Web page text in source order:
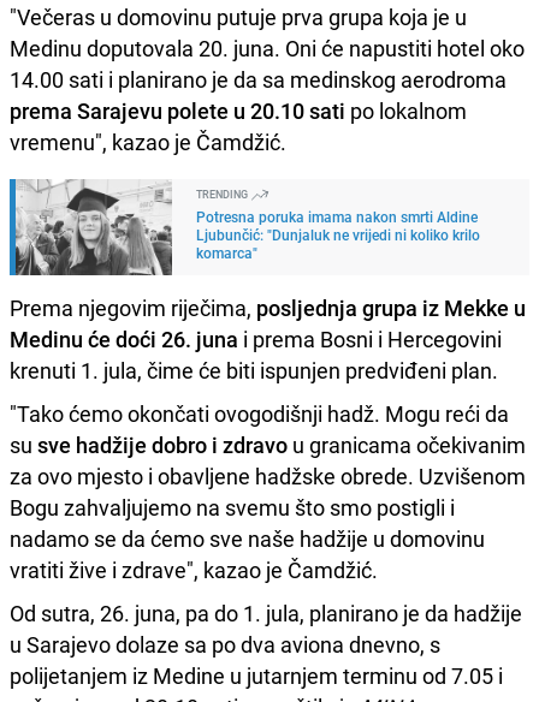
"Večeras u domovinu putuje prva grupa koja je u
Medinu doputovala 20. juna. Oni će napustiti hotel oko
14.00 sati i planirano je da sa medinskog aerodroma
prema Sarajevu polete u 20.10 sati po lokalnom
vremenu", kazao je Čamdžić.
TRENDING
Potresna poruka imama nakon smrti Aldine
Ljubunčić: "Dunjaluk ne vrijedi ni koliko krilo
komarca"
Prema njegovim riječima, posljednja grupa iz Mekke u
Medinu će doći 26. juna i prema Bosni i Hercegovini
krenuti 1. jula, čime će biti ispunjen predviđeni plan.
"Tako ćemo okončati ovogodišnji hadž. Mogu reći da
su sve hadžije dobro i zdravo u granicama očekivanim
za ovo mjesto i obavljene hadžske obrede. Uzvišenom
Bogu zahvaljujemo na svemu što smo postigli i
nadamo se da ćemo sve naše hadžije u domovinu
vratiti žive i zdrave", kazao je Čamdžić.
Od sutra, 26. juna, pa do 1. jula, planirano je da hadžije
u Sarajevo dolaze sa po dva aviona dnevno, s
polijetanjem iz Medine u jutarnjem terminu od 7.05 i